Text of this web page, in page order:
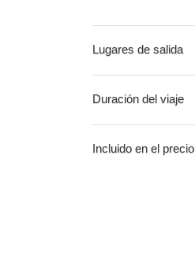
Lugares de salida
Duración del viaje
Incluido en el precio